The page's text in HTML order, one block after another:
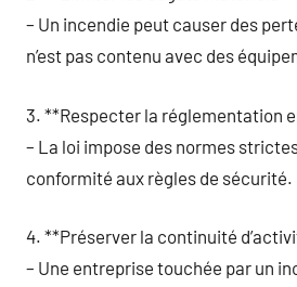
– Un incendie peut causer des
n’est pas contenu avec des
3. **Respecter la réglementation
– La loi impose des normes
conformité aux règles de sécurité.
4. **Préserver la continuité
– Une entreprise touchée par un